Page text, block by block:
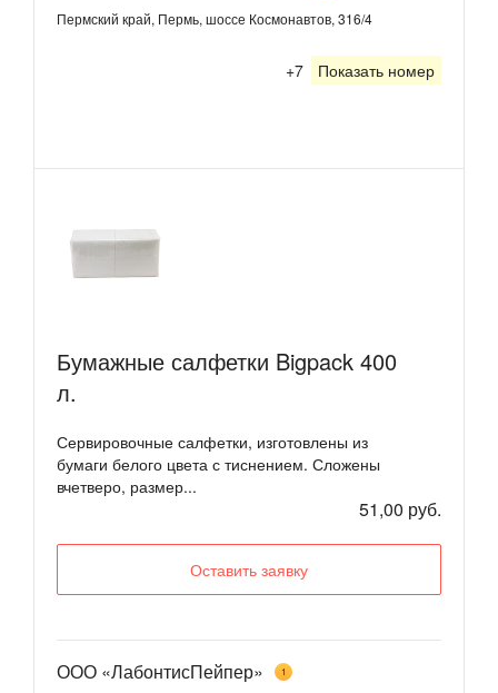
Пермский край, Пермь, шоссе Космонавтов, 316/4
+7 Показать номер
Бумажные салфетки Bigpack 400
л.
Сервировочные салфетки, изготовлены из
бумаги белого цвета с тиснением. Сложены
вчетверо, размер...
51,00 руб.
Оставить заявку
ООО «ЛабонтисПейпер» 1